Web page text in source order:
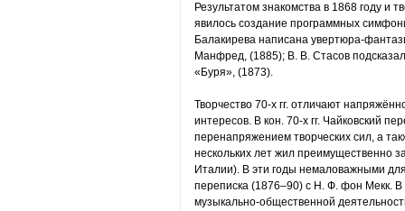
Результатом знакомства в 1868 году и
явилось создание программных
Балакирева написана увертюра-
Манфред, (1885); В. В. Стасов
«Буря», (1873).
Творчество 70-х гг. отличают
интересов. В кон. 70-х гг. Чайковский
перенапряжением творческих сил, а
нескольких лет жил преимущественно
Италии). В эти годы немаловажными
переписка (1876–90) с Н. Ф. фон Мекк. В
музыкально-общественной